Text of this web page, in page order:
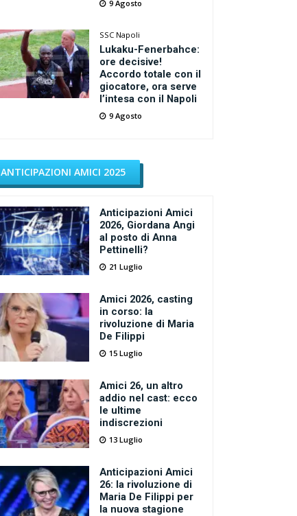
9 Agosto
SSC Napoli
Lukaku-Fenerbahce:
ore decisive!
Accordo totale con il
giocatore, ora serve
l’intesa con il Napoli
9 Agosto
ANTICIPAZIONI AMICI 2025
Anticipazioni Amici
2026, Giordana Angi
al posto di Anna
Pettinelli?
21 Luglio
Amici 2026, casting
in corso: la
rivoluzione di Maria
De Filippi
15 Luglio
Amici 26, un altro
addio nel cast: ecco
le ultime
indiscrezioni
13 Luglio
Anticipazioni Amici
26: la rivoluzione di
Maria De Filippi per
la nuova stagione